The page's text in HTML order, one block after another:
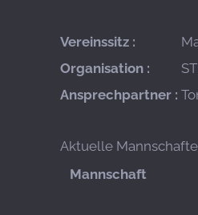
Vereinssitz :
Organisation :
Ansprechpartner :
Aktuelle
Mannschaft